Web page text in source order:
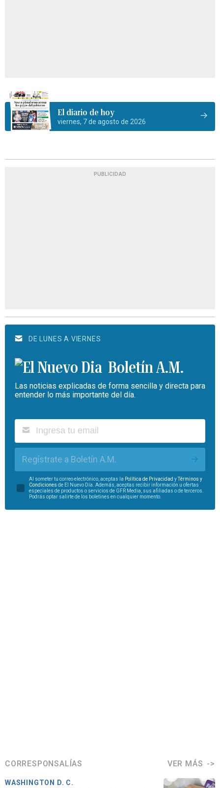
El diario de hoy
viernes, 7 de agosto de 2026
PUBLICIDAD
DE LUNES A VIERNES
Boletín A.M.
Las noticias explicadas de forma sencilla y directa para
entender lo más importante del día.
Regístrate a Boletín A.M.
Al someter tu correo electrónico, aceptas la Política de Privacidad yTérminos y
Condiciones de El Nuevo Día. Además, aceptas recibir información u ofertas
especiales de productos o servicios de GFR Media, sus afiliadas o de terceros.
Podrás optar salirte de los boletines en cualquier momento.
CORRESPONSALÍAS VER MÁS
WASHINGTON D. C.